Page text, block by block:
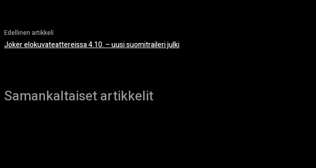
Edellinen artikkeli
Joker elokuvateattereissa 4.10. – uusi suomitraileri julki
Samankaltaiset artikkelit